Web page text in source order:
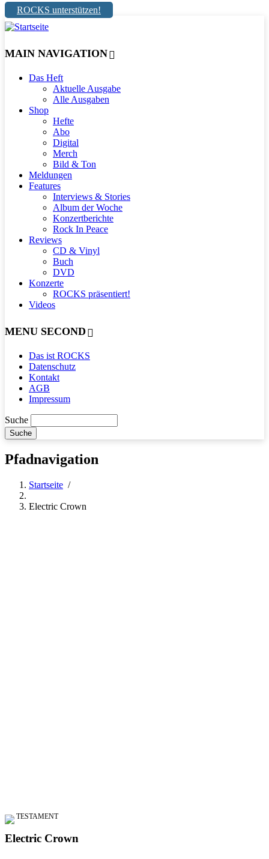
ROCKS unterstützen!
MAIN NAVIGATION
Das Heft
Aktuelle Ausgabe
Alle Ausgaben
Shop
Hefte
Abo
Digital
Merch
Bild & Ton
Meldungen
Features
Interviews & Stories
Album der Woche
Konzertberichte
Rock In Peace
Reviews
CD & Vinyl
Buch
DVD
Konzerte
ROCKS präsentiert!
Videos
MENU SECOND
Das ist ROCKS
Datenschutz
Kontakt
AGB
Impressum
Suche
Pfadnavigation
Startseite /
Electric Crown
TESTAMENT
Electric Crown